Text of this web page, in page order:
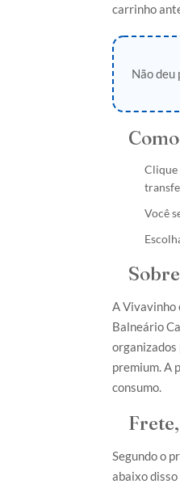
carrinho
Não deu
Clique
Você
A Vivavinho
Balneário
organizados
premium. A
consumo.
Segundo o
abaixo